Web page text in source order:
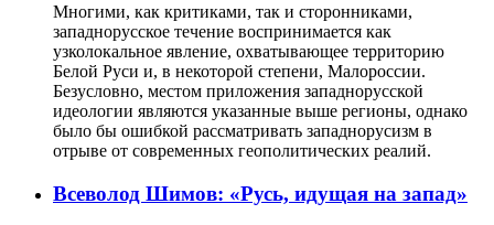
Многими, как критиками, так и сторонниками,
западнорусское течение воспринимается как
узколокальное явление, охватывающее территорию
Белой Руси и, в некоторой степени, Малороссии.
Безусловно, местом приложения западнорусской
идеологии являются указанные выше регионы, однако
было бы ошибкой рассматривать западнорусизм в
отрыве от современных геополитических реалий.
Всеволод Шимов: «Русь, идущая на запад»